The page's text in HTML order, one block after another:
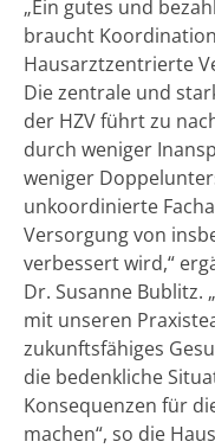
„Ein gutes und
braucht
Hausarztzentrierte
Die zentrale und
der HZV führt zu
durch weniger
weniger
unkoordinierte
Versorgung von
verbessert wird,“
Dr. Susanne Bublitz.
mit unseren
zukunftsfähiges
die bedenkliche
Konsequenzen für
machen“, so die